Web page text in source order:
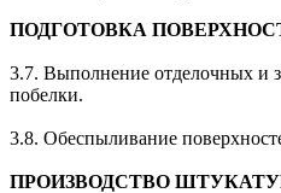
ПОДГОТОВКА
3.7. Выполнение отделочных и
побелки.
3.8. Обеспыливание
ПРОИЗВОДСТВО